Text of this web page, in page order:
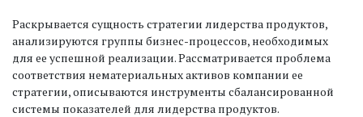
Раскрывается сущность стратегии лидерства продуктов,
анализируются группы бизнес-процессов, необходимых
для ее успешной реализации. Рассматривается проблема
соответствия нематериальных активов компании ее
стратегии, описываются инструменты сбалансированной
системы показателей для лидерства продуктов.